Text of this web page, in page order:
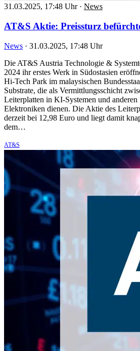
31.03.2025, 17:48 Uhr · News
AT&S Aktie: Preissturz
News · 31.03.2025, 17:48 Uhr
Die AT&S Austria Technologie &
2024 ihr erstes Werk in Südostasien
Hi-Tech Park im malaysischen
Substrate, die als Vermittlungsschicht
Leiterplatten in KI-Systemen und
Elektroniken dienen. Die Aktie des
derzeit bei 12,98 Euro und liegt damit
dem…
AT&S